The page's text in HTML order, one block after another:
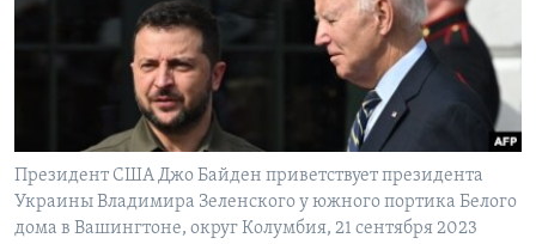
Президент США Джо Байден приветствует президента
Украины Владимира Зеленского у южного портика Белого
дома в Вашингтоне, округ Колумбия, 21 сентября 2023